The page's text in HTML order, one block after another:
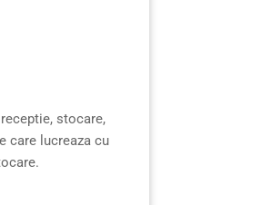
stocare,
care lucreaza cu